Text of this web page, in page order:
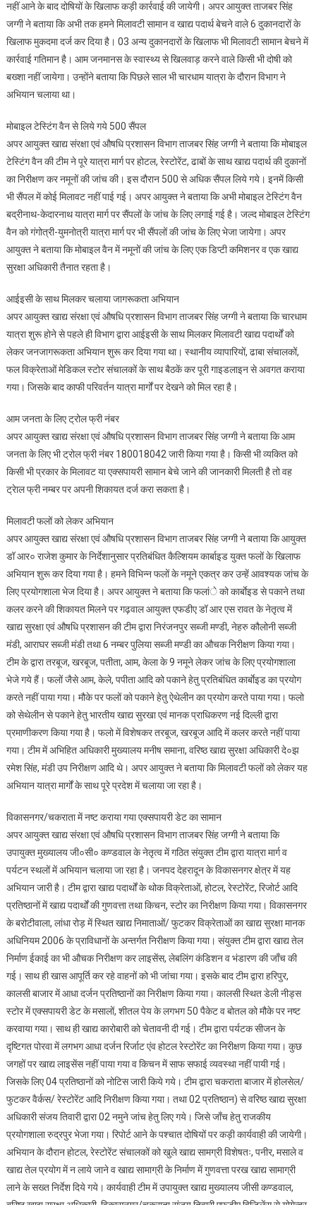
नहीं आने के बाद दोषियों के खिलाफ कड़ी कार्रवाई की जायेगी। अपर आयुक्त ताजबर सिंह
जग्गी ने बताया कि अभी तक हमने मिलावटी सामान व खाद्य पदार्थ बेचने वाले 6 दुकानदारों के
खिलाफ मुकदमा दर्ज कर दिया है। 03 अन्य दुकानदारों के खिलाफ भी मिलावटी सामान बेचने में
कार्रवाई गतिमान है। आम जनमानस के स्वास्थ्य से खिलवाड़ करने वाले किसी भी दोषी को
बख्शा नहीं जायेगा। उन्होंने बताया कि पिछले साल भी चारधाम यात्रा के दौरान विभाग ने
अभियान चलाया था।
मोबाइल टेस्टिंग वैन से लिये गये 500 सैंपल
अपर आयुक्त खाद्य संरक्षा एवं औषधि प्रशासन विभाग ताजबर सिंह जग्गी ने बताया कि मोबाइल
टेस्टिंग वैन की टीम ने पूरे यात्रा मार्ग पर होटल, रेस्टोरेंट, ढाबों के साथ खाद्य पदार्थ की दुकानों
का निरीक्षण कर नमूनों की जांच की। इस दौरान 500 से अधिक सैंपल लिये गये। इनमें किसी
भी सैंपल में कोई मिलावट नहीं पाई गई। अपर आयुक्त ने बताया कि अभी मोबाइल टेस्टिंग वैन
बद्रीनाथ-केदारनाथ यात्रा मार्ग पर सैंपलों के जांच के लिए लगाई गई है। जल्द मोबाइल टेस्टिंग
वैन को गंगोत्री-युमनोत्री यात्रा मार्ग पर भी सैंपलों की जांच के लिए भेजा जायेगा। अपर
आयुक्त ने बताया कि मोबाइल वैन में नमूनों की जांच के लिए एक डिप्टी कमिशनर व एक खाद्य
सुरक्षा अधिकारी तैनात रहता है।
आईइसी के साथ मिलकर चलाया जागरूकता अभियान
अपर आयुक्त खाद्य संरक्षा एवं औषधि प्रशासन विभाग ताजबर सिंह जग्गी ने बताया कि चारधाम
यात्रा शुरू होने से पहले ही विभाग द्वारा आईइसी के साथ मिलकर मिलावटी खाद्य पदार्थों को
लेकर जनजागरूकता अभियान शुरू कर दिया गया था। स्थानीय व्यापारियों, ढाबा संचालकों,
फल विक्रेताओं मेडिकल स्टोर संचालकों के साथ बैठकें कर पूरी गाइडलाइन से अवगत कराया
गया। जिसके बाद काफी परिवर्तन यात्रा मार्गों पर देखने को मिल रहा है।
आम जनता के लिए ट्रोल फ्री नंबर
अपर आयुक्त खाद्य संरक्षा एवं औषधि प्रशासन विभाग ताजबर सिंह जग्गी ने बताया कि आम
जनता के लिए भी ट्रोल फ्री नंबर 180018042 जारी किया गया है। किसी भी व्यकित को
किसी भी प्रकार के मिलावट या एक्सपायरी सामान बेचे जाने की जानकारी मिलती है तो वह
ट्रेाल फ्री नम्बर पर अपनी शिकायत दर्ज करा सकता है।
मिलावटी फलों को लेकर अभियान
अपर आयुक्त खाद्य संरक्षा एवं औषधि प्रशासन विभाग ताजबर सिंह जग्गी ने बताया कि आयुक्त
डॉ आर० राजेश कुमार के निर्देशानुसार प्रतिबंधित कैल्शियम कार्बाइड युक्त फलों के खिलाफ
अभियान शुरू कर दिया गया है। हमने विभिन्न फलों के नमूने एकत्र कर उन्हें आवश्यक जांच के
लिए प्रयोगशाला भेज दिया है। अपर आयुक्त ने बताया कि फलांे को कार्बाेइड से पकाने तथा
कलर करने की शिकायत मिलने पर गढ़वाल आयुक्त एफडीए डॉ आर एस रावत के नेतृत्व में
खाद्य सुरक्षा एवं औषधि प्रशासन की टीम द्वारा निरंजनपुर सब्जी मण्डी, नेहरु कौलोनी सब्जी
मंडी, आराघर सब्जी मंडी तथा 6 नम्बर पुलिया सब्जी मण्डी का औचक निरीक्षण किया गया।
टीम के द्वारा तरबूज, खरबूज, पतीता, आम, केला के 9 नमूने लेकर जांच के लिए प्रयोगशाला
भेजे गये हैं। फलों जैसे आम, केले, पपीता आदि को पकाने हेतु प्रतिबंधित कार्बाेइड का प्रयोग
करते नहीं पाया गया। मौके पर फलों को पकाने हेतु ऐथेलीन का प्रयोग करते पाया गया। फलो
को सेथेलीन से पकाने हेतु भारतीय खाद्य सुरखा एवं मानक प्राधिकरण नई दिल्ली द्वारा
प्रमाणीकरण किया गया है। फलो में विशेषकर तरबूज, खरबूज आदि में कलर करते नहीं पाया
गया। टीम में अभिहित अधिकारी मुख्यालय मनीष समाना, वरिष्ठ खाद्य सुरक्षा अधिकारी दे०झ
रमेश सिंह, मंडी उप निरीक्षण आदि थे। अपर आयुक्त ने बताया कि मिलावटी फलों को लेकर यह
अभियान यात्रा मार्गों के साथ पूरे प्रदेश में चलाया जा रहा है।
विकासनगर/चकराता में नष्ट कराया गया एक्सपायरी डेट का सामान
अपर आयुक्त खाद्य संरक्षा एवं औषधि प्रशासन विभाग ताजबर सिंह जग्गी ने बताया कि
उपायुक्त मुख्यालय जी०सी० कण्डवाल के नेतृत्व में गठित संयुक्त टीम द्वारा यात्रा मार्ग व
पर्यटन स्थलों में अभियान चलाया जा रहा है। जनपद देहरादून के विकासनगर क्षेत्र में यह
अभियान जारी है। टीम द्वारा खाद्य पदार्थों के थोक विक्रेताओं, होटल, रेस्टोरेंट, रिजोर्ट आदि
प्रतिष्ठानों में खाद्य पदार्थों की गुणवत्ता तथा किचन, स्टोर का निरीक्षण किया गया। विकासनगर
के बरोटीवाला, लांधा रोड़ में स्थित खाद्य निमाताओं/ फुटकर विक्रेताओं का खाद्य सुरक्षा मानक
अधिनियम 2006 के प्राविधानों के अन्तर्गत निरीक्षण किया गया। संयुक्त टीम द्वारा खाद्य तेल
निर्माण ईकाई का भी औचक निरीक्षण कर लाइसेंस, लेबलिंग कंडिशन व भंडारण की जाँच की
गई। साथ ही खास आपूर्ति कर रहे वाहनों को भी जांचा गया। इसके बाद टीम द्वारा हरिपुर,
कालसी बाजार में आधा दर्जन प्रतिष्ठानों का निरीक्षण किया गया। कालसी स्थित डेली नीड्स
स्टोर में एक्सपायरी डेट के मसालों, शीतल पेय के लगभग 50 पैकेट व बोतल को मौके पर नष्ट
करवाया गया। साथ ही खाद्य कारोबारी को चेतावनी दी गई। टीम द्वारा पर्यटक सीजन के
दृष्टिगत पोरवा में लगभग आधा दर्जन रिर्जाट एंव होटल रेस्टोरेंट का निरीक्षण किया गया। कुछ
जगहों पर खाद्य लाइसेंस नहीं पाया गया व किचन में साफ सफाई व्यवस्था नहीं पायी गई।
जिसके लिए 04 प्रतिष्ठानों को नोटिस जारी किये गये। टीम द्वारा चकराता बाजार में होलसेल/
फुटकर वैर्कस/ रेस्टोरेंट आदि निरीक्षण किया गया। तथा 02 प्रतिष्ठान) से वरिष्ठ खाद्य सुरक्षा
अधिकारी संजय तिवारी द्वारा 02 नमुने जांच हेतु लिए गये। जिसे जाँच हेतु राजकीय
प्रयोगशाला रुद्रपुर भेजा गया। रिपोर्ट आने के पश्चात दोषियों पर कड़ी कार्यवाही की जायेगी।
अभियान के दौरान होटल, रेस्टोरेंट संचालकों को खुले खाद्य सामग्री विशेषतः, पनीर, मसाले व
खाद्य तेल प्रयोग में न लाये जाने व खाद्य सामाग्री के निर्माण में गुणवत्ता परख खाद्य सामाग्री
लाने के सख्त निर्देश दिये गये। कार्यवाही टीम में उपायुक्त खाद्य मुख्यालय जीसी कण्डवाल,